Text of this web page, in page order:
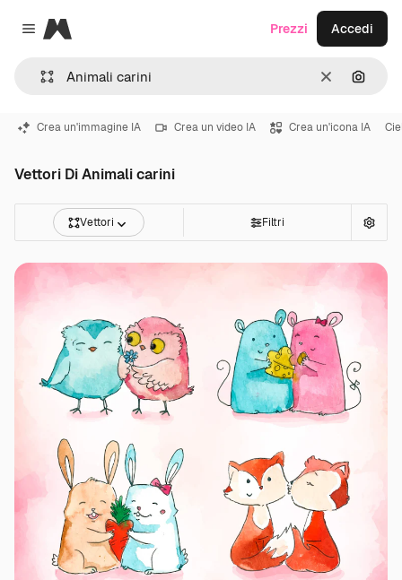
Close menu
Magnific
CancellaCerca
Prezzi Accedi
Crea un'immagine IA Crea un video IA Crea un'icona IA
Vettori Di Animali carini
Vettori Filtri